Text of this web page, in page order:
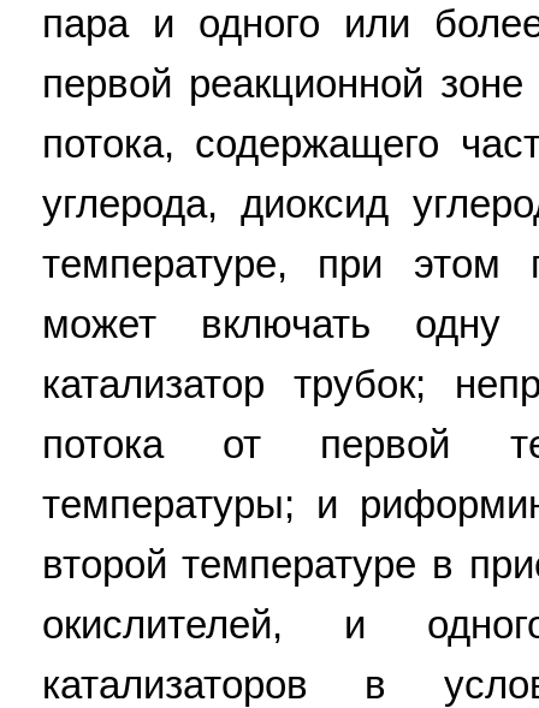
пара и одного или
первой реакционной
потока, содержащего
углерода, диоксид
температуре, при этом
может включать
катализатор трубок;
потока от первой
температуры; и
второй температуре в
окислителей, и
катализаторов в